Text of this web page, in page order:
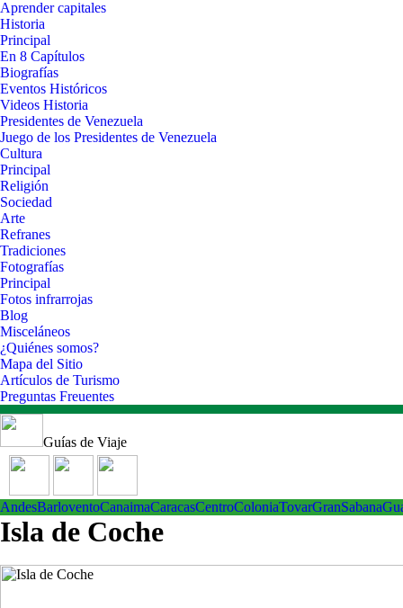
Aprender capitales
Historia
Principal
En 8 Capítulos
Biografías
Eventos Históricos
Videos Historia
Presidentes de Venezuela
Juego de los Presidentes de Venezuela
Cultura
Principal
Religión
Sociedad
Arte
Refranes
Tradiciones
Fotografías
Principal
Fotos infrarrojas
Blog
Misceláneos
¿Quiénes somos?
Mapa del Sitio
Artículos de Turismo
Preguntas Freuentes
Guías de Viaje
AndesBarloventoCanaimaCaracasCentroColoniaTovarGranSabana
Isla de Coche